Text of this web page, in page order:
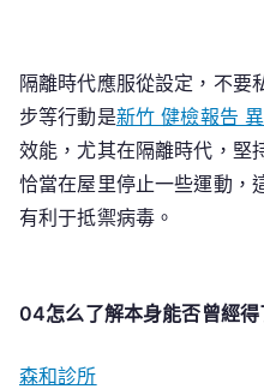
隔離時代應服從設定，不要
步等行動是新竹 健檢報告
效能，尤其在隔離時代，堅
恰當在屋里停止一些運動，
有利于抵禦病毒。
04怎么了解本身能否曾經得
森和診所